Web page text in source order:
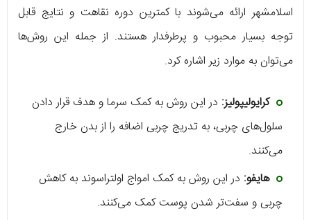
اسلامشهر ارائه می‌شوند با کمترین دوره نقاهت و نتایج قابل
توجه بسیار محبوب و پرطرفدار هستند. از جمله این روش‌ها
می‌توان به موارد زیر اشاره کرد.
کرایولیپولیز: در این روش به کمک سرما و هدف قرار دادن
سلول‌های چربی، به تدریج چربی اضافه را از بدن خارج
می‌کنند.
هایفو: در این روش به کمک امواج اولتراسوند به کاهش
چربی و سفت‌تر شدن پوست کمک می‌کنند.